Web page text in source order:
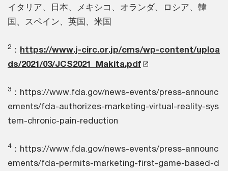
イタリア、日本、メキシコ、オランダ、ロシア、韓
国、スペイン、英国、米国
2 ： https://www.j-circ.or.jp/cms/wp-content/uploa
ds/2021/03/JCS2021_Makita.pdf
3 ：https://www.fda.gov/news-events/press-announc
ements/fda-authorizes-marketing-virtual-reality-sys
tem-chronic-pain-reduction
4：https://www.fda.gov/news-events/press-announc
ements/fda-permits-marketing-first-game-based-d